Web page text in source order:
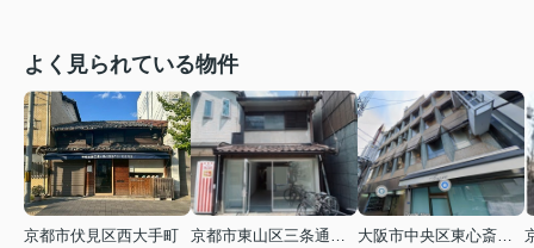
よく見られている物件
京都市伏見区西大手町
京都市東山区三条通北裏白川筋西入２丁目東姉小路町
大阪市中央区東心斎橋２丁目